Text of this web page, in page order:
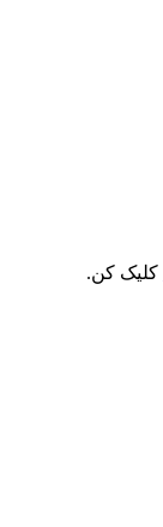
کلیک کن.